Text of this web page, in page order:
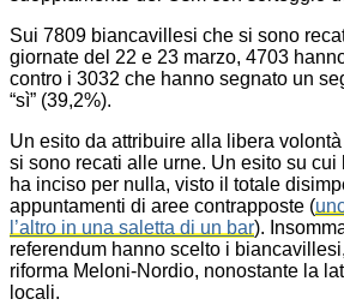
Sui 7809 biancavillesi che si sono
giornate del 22 e 23 marzo, 4703
contro i 3032 che hanno segnato un
“sì” (39,2%).
Un esito da attribuire alla libera
si sono recati alle urne. Un esito su
ha inciso per nulla, visto il totale
appuntamenti di aree contrapposte (
l’altro in una saletta di un bar).
referendum hanno scelto i
riforma Meloni-Nordio, nonostante la
locali.